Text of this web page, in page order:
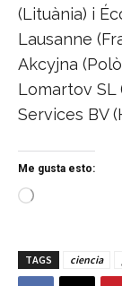
(Lituània) i
Lausanne
Akcyjna
Lomartov SL
Services BV
Me gusta esto:
C
a
n
TAGS ciencia